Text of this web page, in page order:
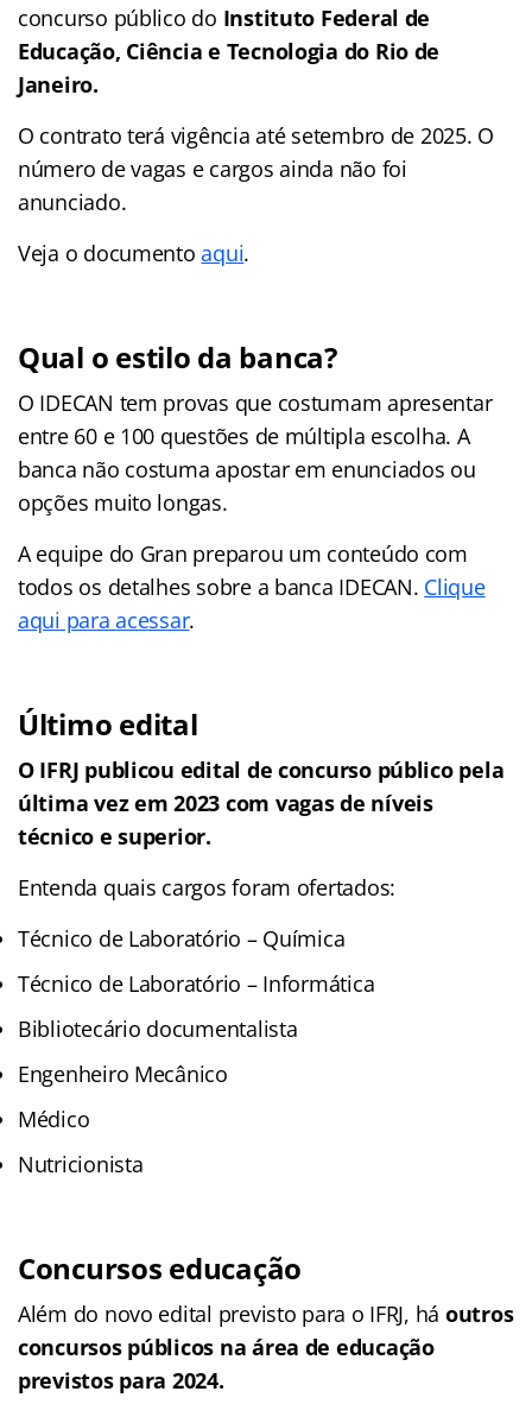
concurso público do Instituto Federal de
Educação, Ciência e Tecnologia do Rio de
Janeiro.
O contrato terá vigência até setembro de 2025. O
número de vagas e cargos ainda não foi
anunciado.
Veja o documentoaqui.
Qual o estilo da banca?
O IDECAN tem provas que costumam apresentar
entre 60 e 100 questões de múltipla escolha. A
banca não costuma apostar em enunciados ou
opções muito longas.
A equipe do Gran preparou um conteúdo com
todos os detalhes sobre a banca IDECAN. Clique
aqui para acessar.
Último edital
O IFRJ publicou edital de concurso público pela
última vez em 2023 com vagas de níveis
técnico e superior.
Entenda quais cargos foram ofertados:
Técnico de Laboratório – Química
Técnico de Laboratório – Informática
Bibliotecário documentalista
Engenheiro Mecânico
Médico
Nutricionista
Concursos educação
Além do novo edital previsto para o IFRJ, há outros
concursos públicos na área de educação
previstos para 2024.